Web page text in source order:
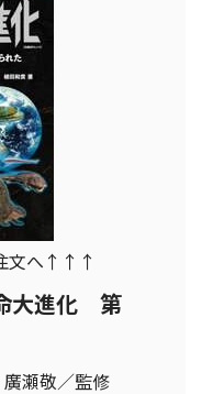
文へ↑↑↑
大進化 第
瀬敬／監修